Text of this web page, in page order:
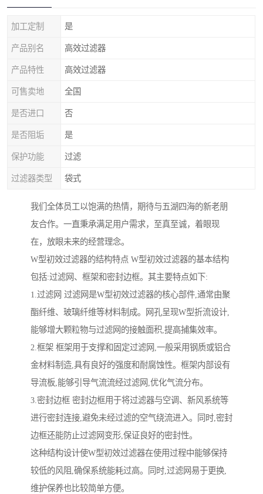
加工定制 是
产品别名 高效过滤器
产品特性 高效过滤器
可售卖地 全国
是否进口 否
是否阻垢 是
保护功能 过滤
过滤器类型 袋式
我们全体员工以饱满的热情，期待与五湖四海的新老朋
友合作。一直秉承满足用户需求，至真至诚，着眼现
在，放眼未来的经营理念。
W型初效过滤器的结构特点 W型初效过滤器的基本结构
包括:过滤网、框架和密封边框。其主要特点如下:
1.过滤网 过滤网是W型初效过滤器的核心部件,通常由聚
酯纤维、玻璃纤维等材料制成。网孔呈现W型折流设计,
能够增大颗粒物与过滤网的接触面积,提高捕集效率。
2.框架 框架用于支撑和固定过滤网,一般采用钢质或铝合
金材料制造,具有良好的强度和耐腐蚀性。框架内部设有
导流板,能够引导气流流经过滤网,优化气流分布。
3.密封边框 密封边框用于将过滤器与空调、新风系统等
进行密封连接,避免未经过滤的空气绕流进入。同时,密封
边框还能防止过滤网变形,保证良好的密封性。
这种结构设计使W型初效过滤器在使用过程中能够保持
较低的风阻,确保系统能耗过高。同时,过滤网易于更换,
维护保养也比较简单方便。